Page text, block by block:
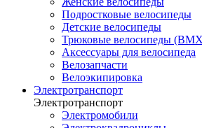
Подростковые велосипеды
Детские велосипеды
Трюковые велосипеды
Аксессуары для велосипеда
Велозапчасти
Велоэкипировка
Электротранспорт
Электротранспорт
Электромобили